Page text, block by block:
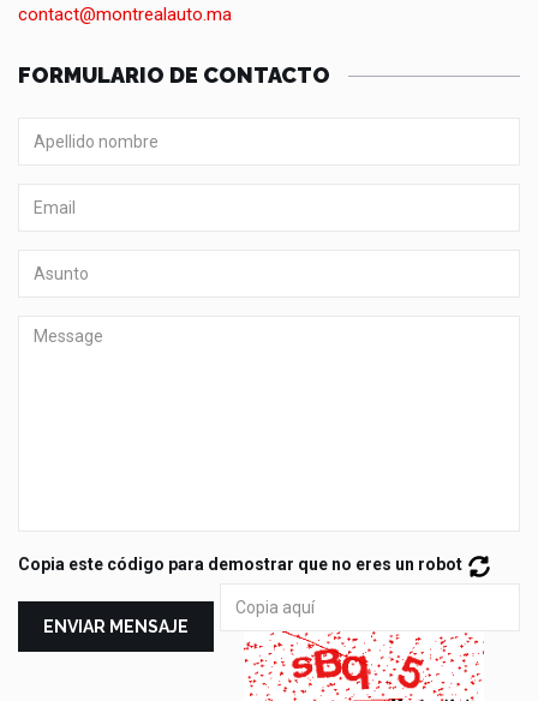
contact@montrealauto.ma
FORMULARIO DE CONTACTO
nombre
Mensaje
Copia este código para demostrar que no eres un robot